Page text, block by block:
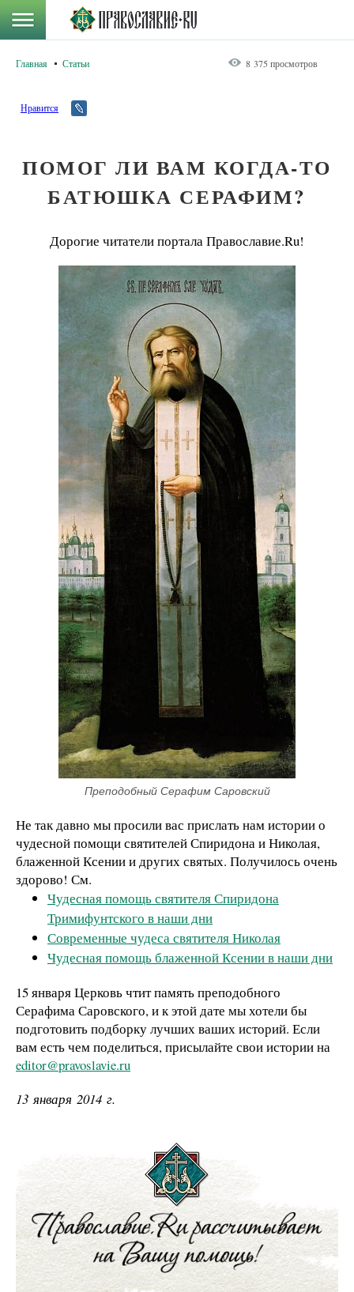
Главная Статьи 8 375 просмотров
Нравится
ПОМОГ ЛИ ВАМ КОГДА-ТО
БАТЮШКА СЕРАФИМ?
Дорогие читатели портала Православие.Ru!
Преподобный Серафим Саровский
Не так давно мы просили вас прислать нам истории о
чудесной помощи святителей Спиридона и Николая,
блаженной Ксении и других святых. Получилось очень
здорово! См.
Чудесная помощь святителя Спиридона
Тримифунтского в наши дни
Современные чудеса святителя Николая
Чудесная помощь блаженной Ксении в наши дни
15 января Церковь чтит память преподобного
Серафима Саровского, и к этой дате мы хотели бы
подготовить подборку лучших ваших историй. Если
вам есть чем поделиться, присылайте свои истории на
editor@pravoslavie.ru
13 января 2014 г.